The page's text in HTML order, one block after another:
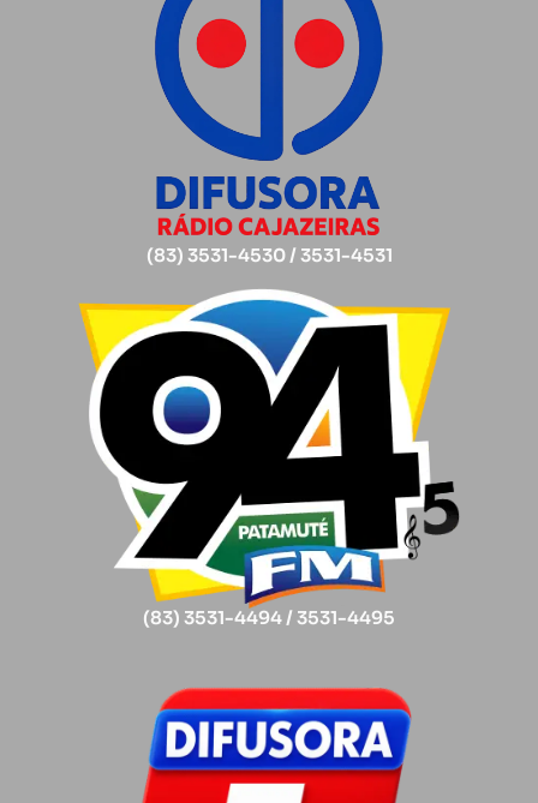
(83) 3531-4530 / 3531-4531
(83) 3531-4494 / 3531-4495